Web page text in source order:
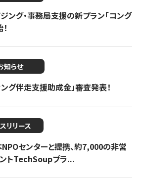
ング・事務局支援の新プラン「コング
知らせ
ング伴走支援助成金」審査発表！
リリース
センターと提携、約7,000の非営
トTechSoupプラ...